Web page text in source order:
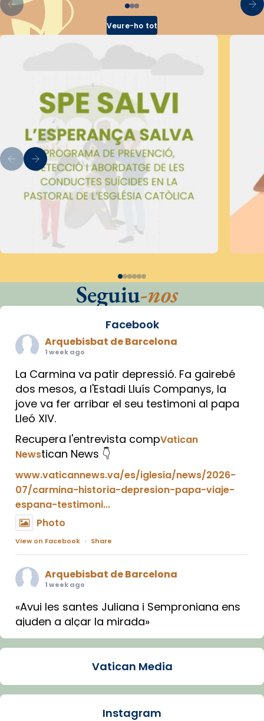
Veure-ho tot
Seguiu-nos
Facebook
Arquebisbat de Barcelona
1 week ago
La Carmina va patir depressió. Fa gairebé
dos mesos, a l'Estadi Lluís Companys, la
jove va fer arribar el seu testimoni al papa
Lleó XIV.
Recupera l'entrevista compVatican
Newstican News 👇
www.vaticannews.va/es/iglesia/news/2026-
07/carmina-historia-depresion-papa-viaje-
espana-testimoni...
Photo
View on Facebook · Share
Arquebisbat de Barcelona
1 week ago
«Avui les santes Juliana i Semproniana ens
ajuden a alçar la mirada»
Mons. Sergi Gordo, bisbe de Tortosa, ha
Santes de Mataró.
🔗tinyurl.com/cvu5jmbk
Vatican Media
Instagram